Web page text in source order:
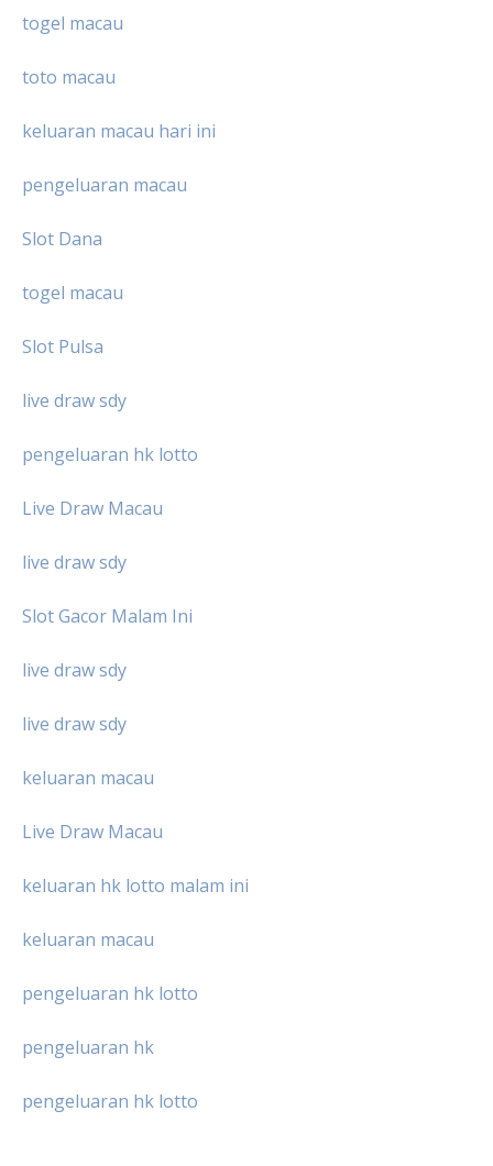
togel macau
toto macau
keluaran macau hari ini
pengeluaran macau
Slot Dana
togel macau
Slot Pulsa
live draw sdy
pengeluaran hk lotto
Live Draw Macau
live draw sdy
Slot Gacor Malam Ini
live draw sdy
live draw sdy
keluaran macau
Live Draw Macau
keluaran hk lotto malam ini
keluaran macau
pengeluaran hk lotto
pengeluaran hk
pengeluaran hk lotto